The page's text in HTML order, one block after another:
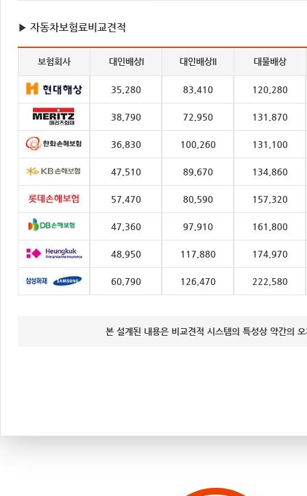
▶ 자동차보험료비교견적
보험회사 대인배상I 대인배상II 대물배상
35,280 83,410 120,280
38,790 72,950 131,870
36,830 100,260 131,100
47,510 89,670 134,860
57,470 80,590 157,320
47,360 97,910 161,800
48,950 117,880 174,970
60,790 126,470 222,580
본 설계된 내용은 비교견적 시스템의 특성상 약간의